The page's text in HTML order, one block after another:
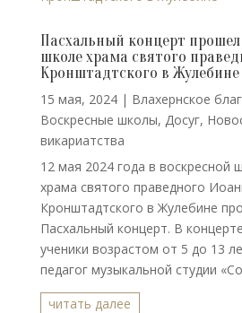
Пасхальный концерт прошел
школе храма святого
Кронштадтского в Жулебине
15 мая, 2024| Влахернское
Воскресные школы, Досуг,
викариатства
12 мая 2024 года в воскресной
храма святого праведного
Кронштадтского в Жулебине
Пасхальный концерт. В
ученики возрастом от 5 до 13
педагог музыкальной студии
читать далее